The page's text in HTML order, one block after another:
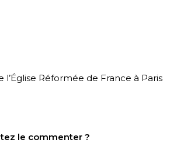
Réformée de France à Paris
le commenter ?